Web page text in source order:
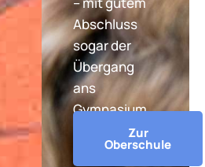
Abschluss
sogar der
Übergang
ans
Gymnasium.
Zur
Oberschule